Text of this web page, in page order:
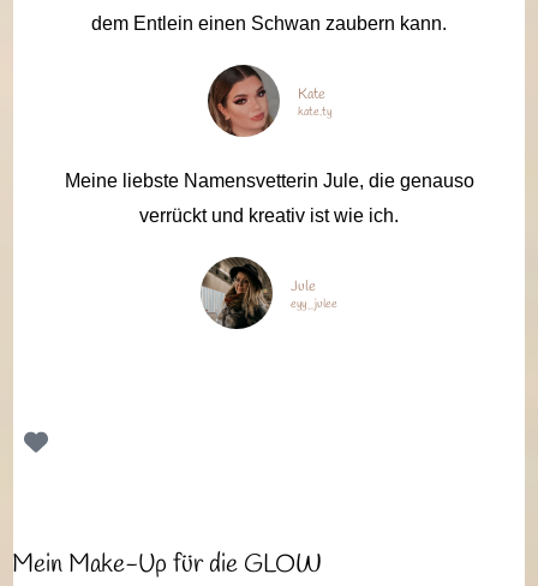
dem Entlein einen Schwan zaubern kann.
Kate
kate.ty
Meine liebste Namensvetterin Jule, die genauso
verrückt und kreativ ist wie ich.
Jule
eyy_julee
Mein Make-Up für die GLOW